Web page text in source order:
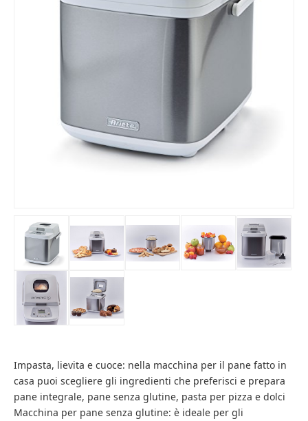
Impasta, lievita e cuoce: nella macchina per il pane fatto in
casa puoi scegliere gli ingredienti che preferisci e prepara
pane integrale, pane senza glutine, pasta per pizza e dolci
Macchina per pane senza glutine: è ideale per gli